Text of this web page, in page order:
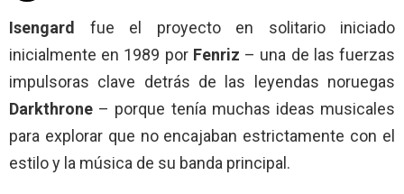
Isengard fue el proyecto en solitario iniciado
inicialmente en 1989 por Fenriz – una de las fuerzas
impulsoras clave detrás de las leyendas noruegas
Darkthrone – porque tenía muchas ideas musicales
para explorar que no encajaban estrictamente con el
estilo y la música de su banda principal.